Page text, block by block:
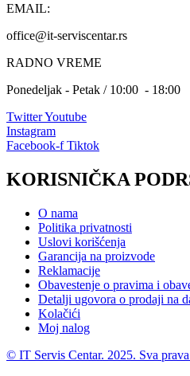
EMAIL:
office@it-serviscentar.rs
RADNO VREME
Ponedeljak - Petak / 10:00 - 18:00
TwitterYoutube
Instagram
Facebook-f Tiktok
KORISNIČKA
O nama
Politika privatnosti
Uslovi korišćenja
Garancija na proizvode
Reklamacije
Obavestenje o pravima i
Detalji ugovora o prodaji na
Kolačići
Moj nalog
© IT Servis Centar. 2025. Sva prava